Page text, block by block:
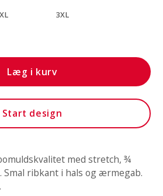
3XL
Læg i kurv
Start design
med stretch, ¾
ribkant i hals og ærmegab.